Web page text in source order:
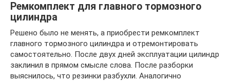
Ремкомплект для главного тормозного
цилиндра
Решено было не менять, а приобрести ремкомплект
главного тормозного цилиндра и отремонтировать
самостоятельно. После двух дней эксплуатации цилиндр
заклинил в прямом смысле слова. После разборки
выяснилось, что резинки разбухли. Аналогично